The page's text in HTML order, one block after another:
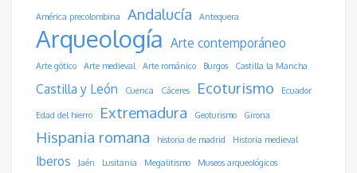
América precolombina Andalucía Antequera
Arqueología Arte contemporáneo
Arte gótico Arte medieval Arte románico Burgos Castilla la Mancha
Castilla y León Cuenca Cáceres Ecoturismo Ecuador
Edad del hierro Extremadura Geoturismo Girona
Hispania romana historia de madrid Historia medieval
Iberos Jaén Lusitania Megalitismo Museos arqueológicos